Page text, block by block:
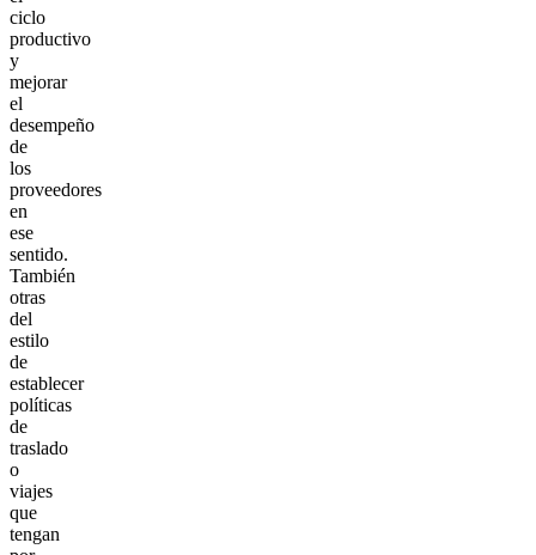
ciclo
productivo
y
mejorar
el
desempeño
de
los
proveedores
en
ese
sentido.
También
otras
del
estilo
de
establecer
políticas
de
traslado
o
viajes
que
tengan